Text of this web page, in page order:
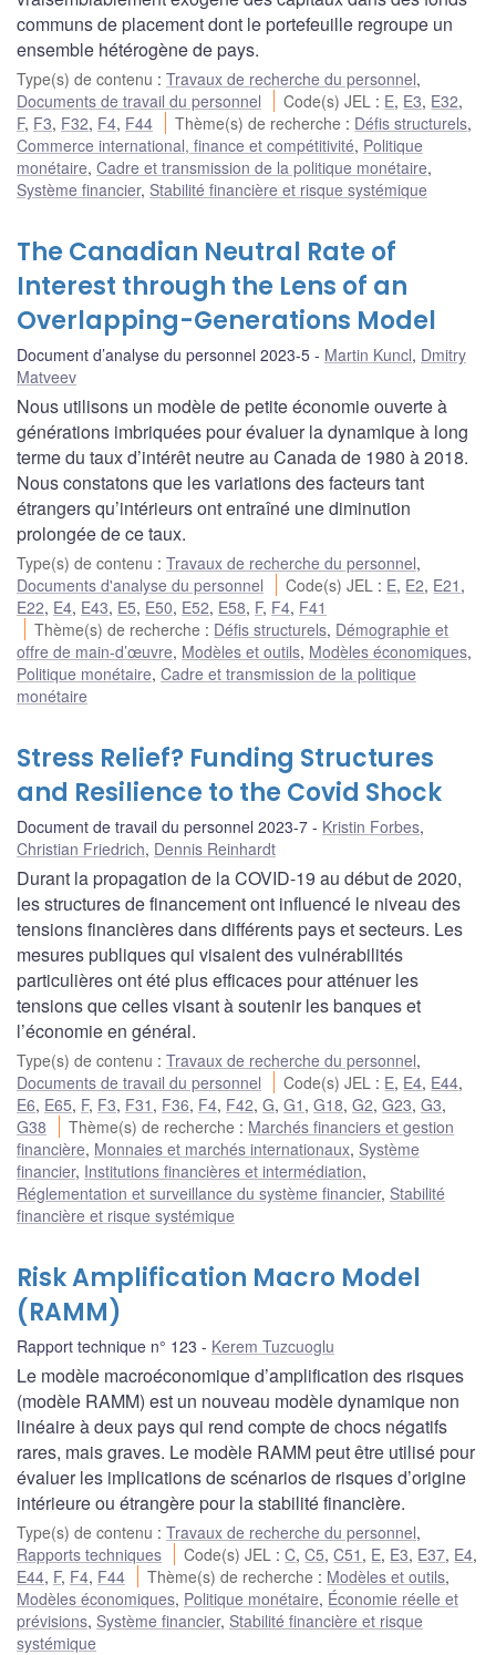
communs de placement dont le portefeuille regroupe un
ensemble hétérogène de pays.
Type(s) de contenu : Travaux de recherche du personnel,
Documents de travail du personnel
Code(s) JEL : E, E3, E32,
F, F3, F32, F4, F44 Thème(s) de recherche : Défis structurels,
Commerce international, finance et compétitivité, Politique
monétaire, Cadre et transmission de la politique monétaire,
Système financier, Stabilité financière et risque systémique
The Canadian Neutral Rate of
Interest through the Lens of an
Overlapping-Generations Model
Document d’analyse du personnel 2023-5 Martin Kuncl, Dmitry
Matveev
Nous utilisons un modèle de petite économie ouverte à
générations imbriquées pour évaluer la dynamique à long
terme du taux d’intérêt neutre au Canada de 1980 à 2018.
Nous constatons que les variations des facteurs tant
étrangers qu’intérieurs ont entraîné une diminution
prolongée de ce taux.
Type(s) de contenu : Travaux de recherche du personnel,
Documents d'analyse du personnel
Code(s) JEL : E, E2, E21 ,
E22, E4, E43, E5, E50, E52, E58, F, F4, F41
Thème(s) de recherche : Défis structurels, Démographie et
offre de main-d’œuvre, Modèles et outils, Modèles économiques,
Politique monétaire, Cadre et transmission de la politique
monétaire
Stress Relief? Funding Structures
and Resilience to the Covid Shock
Document de travail du personnel 2023-7 Kristin Forbes,
Christian Friedrich, Dennis Reinhardt
Durant la propagation de la COVID-19 au début de 2020,
les structures de financement ont influencé le niveau des
tensions financières dans différents pays et secteurs. Les
mesures publiques qui visaient des vulnérabilités
particulières ont été plus efficaces pour atténuer les
tensions que celles visant à soutenir les banques et
l’économie en général.
Type(s) de contenu : Travaux de recherche du personnel,
Documents de travail du personnel
Code(s) JEL : E, E4, E44,
E6, E65, F, F3, F31 , F36, F4, F42, G, G1 , G18, G2, G23, G3,
G38
Thème(s) de recherche : Marchés financiers et gestion
financière, Monnaies et marchés internationaux, Système
financier, Institutions financières et intermédiation,
Réglementation et surveillance du système financier, Stabilité
financière et risque systémique
Risk Amplification Macro Model
(RAMM)
Rapport technique n° 123 Kerem Tuzcuoglu
Le modèle macroéconomique d’amplification des risques
(modèle RAMM) est un nouveau modèle dynamique non
linéaire à deux pays qui rend compte de chocs négatifs
rares, mais graves. Le modèle RAMM peut être utilisé pour
évaluer les implications de scénarios de risques d’origine
intérieure ou étrangère pour la stabilité financière.
Type(s) de contenu : Travaux de recherche du personnel,
Rapports techniques
Code(s) JEL :C,C5,C51 , E, E3, E37, E4,
E44, F, F4, F44 Thème(s) de recherche : Modèles et outils,
Modèles économiques, Politique monétaire, Économie réelle et
prévisions, Système financier, Stabilité financière et risque
systémique